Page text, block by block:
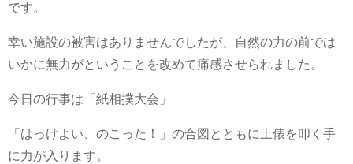
です。
幸い施設の被害はありませんでしたが、自然の力の前では
いかに無力がということを改めて痛感させられました。
今日の行事は「紙相撲大会」
「はっけよい、のこった！」の合図とともに土俵を叩く手
に力が入ります。